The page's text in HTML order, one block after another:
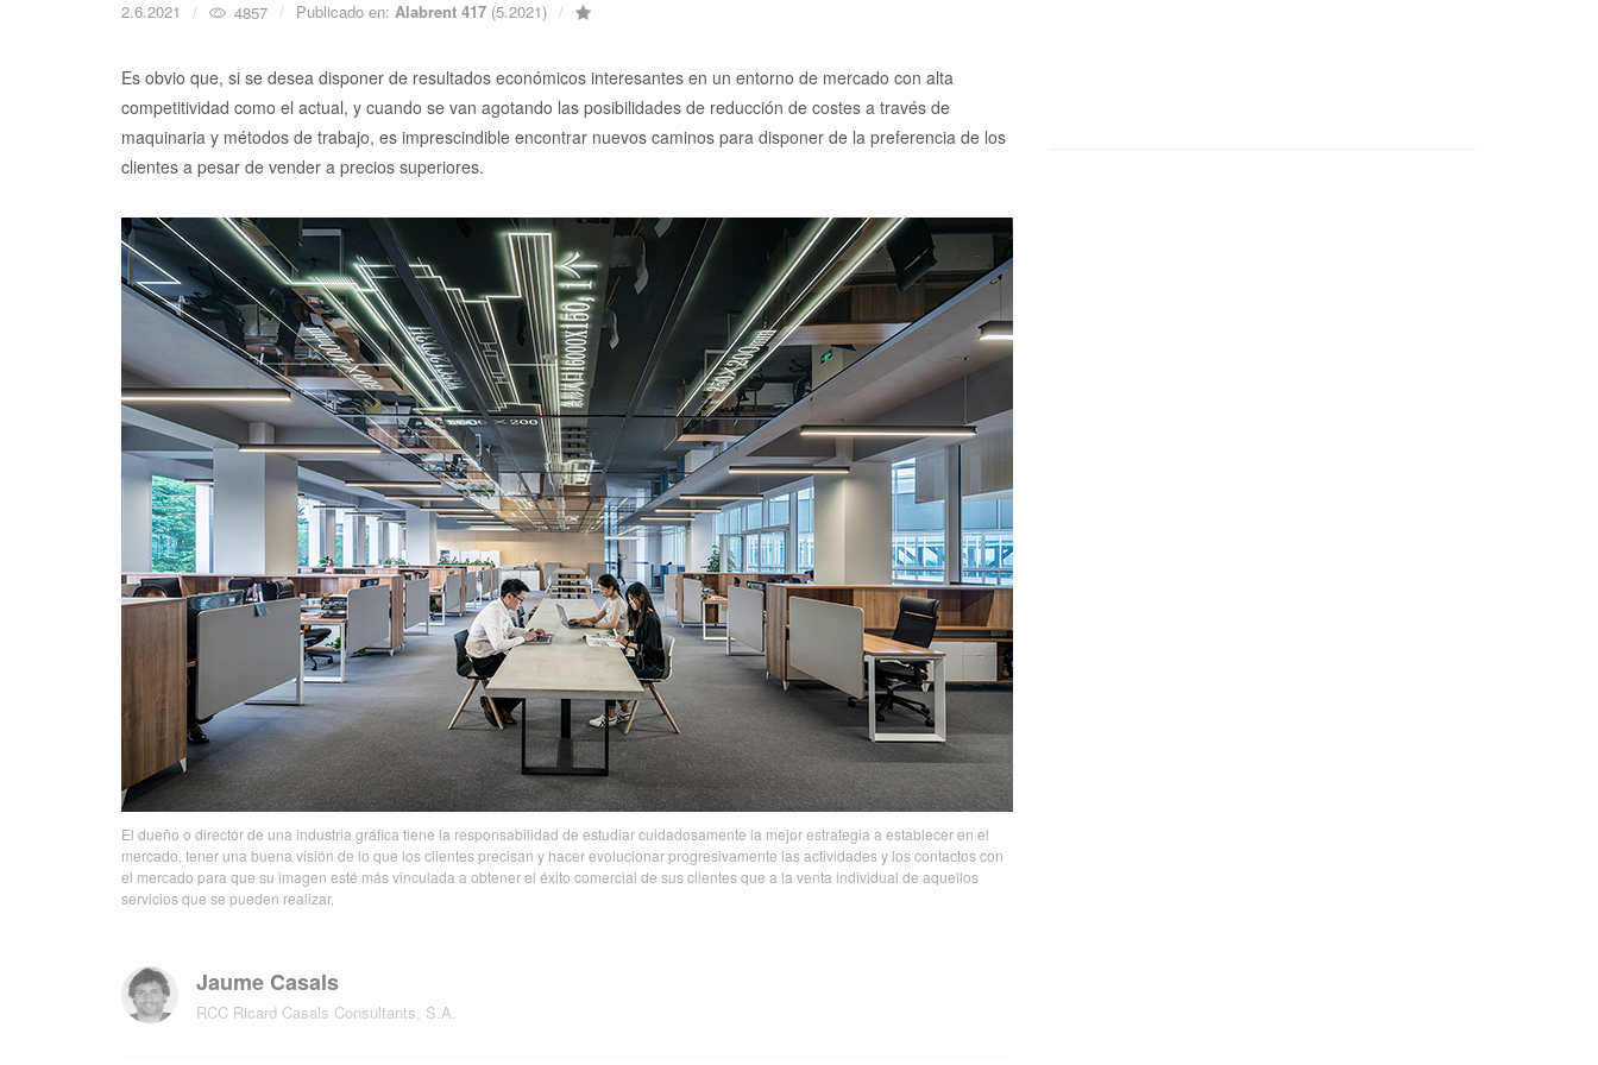
2.6.2021 4857 Publicado en: Alabrent 417 (5.2021)
Es obvio que, si se desea disponer de resultados económicos interesantes en un entorno de mercado con alta
competitividad como el actual, y cuando se van agotando las posibilidades de reducción de costes a través de
maquinaria y métodos de trabajo, es imprescindible encontrar nuevos caminos para disponer de la preferencia de los
clientes a pesar de vender a precios superiores.
El dueño o director de una industria gráfica tiene la responsabilidad de estudiar cuidadosamente la mejor estrategia a establecer en el
mercado, tener una buena visión de lo que los clientes precisan y hacer evolucionar progresivamente las actividades y los contactos con
el mercado para que su imagen esté más vinculada a obtener el éxito comercial de sus clientes que a la venta individual de aquellos
servicios que se pueden realizar.
Jaume Casals
RCC Ricard Casals Consultants, S.A.